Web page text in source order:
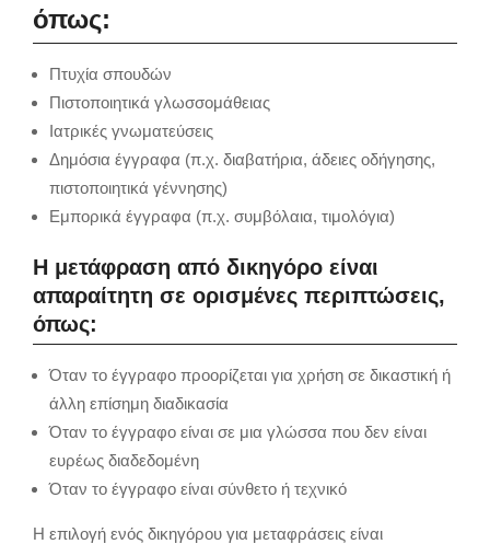
όπως:
Πτυχία σπουδών
Πιστοποιητικά γλωσσομάθειας
Ιατρικές γνωματεύσεις
Δημόσια έγγραφα (π.χ. διαβατήρια, άδειες οδήγησης,
πιστοποιητικά γέννησης)
Εμπορικά έγγραφα (π.χ. συμβόλαια, τιμολόγια)
Η μετάφραση από δικηγόρο είναι
απαραίτητη σε ορισμένες περιπτώσεις,
όπως:
Όταν το έγγραφο προορίζεται για χρήση σε δικαστική ή
άλλη επίσημη διαδικασία
Όταν το έγγραφο είναι σε μια γλώσσα που δεν είναι
ευρέως διαδεδομένη
Όταν το έγγραφο είναι σύνθετο ή τεχνικό
Η επιλογή ενός δικηγόρου για μεταφράσεις είναι